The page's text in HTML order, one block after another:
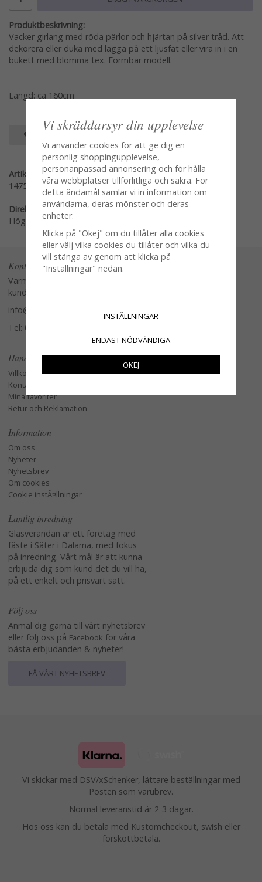
Produktbeskrivning:
Vacker girlang med röda pärlor och hjärtan på silver tråd. Att
dekorera eller duka med lägga på ett ljusfat eller vira in i en
bukett med blomma tex. Formbar modell.
Längd: ca 160cm
Artikelnummer:
1475
Direktlänk:
Högerklicka och kopiera adressen
Kontakta oss
Varmt välkommen att kontakta vår
kundtjänst.
info@glasverandan.se
Tel: 079-3495968
Handla
Villkor
Kontakta oss
Mina favoriter
Retur och Reklamation
Information
Om oss
Nyheter
Nyhetsbrev
Om cookies
Cookie instÃ¤llningar
Lantlig inredning
Glasverandan är ett företag med
fäste i Säter i Dalarna, med fokus
på inredning. Vårt mål är att kunna
erbjuda dig som kund det du vill ha,
på ett enkelt och prisvärt sätt.
Följ oss
Anmäl dig gärna till vårt nyhetsbrev
eller följ oss på Facebook för våra
bästa erbjudanden & nyheter!
FÅ VÅRT NYHETSBREV
Vi skickar med DSV/xSchenker, lättare beställningar med
Posten som varubrev.
Normal leveranstid är 2-3 dagar.
Hos oss kan du betala med Kustomcheckout, swish eller
förskottbetala.
Vi skräddarsyr din upplevelse
Vi använder cookies för att ge dig en
personlig shoppingupplevelse,
personanpassad annonsering och för hålla
våra webbplatser tillförlitliga och säkra. För
detta ändamål samlar vi in information om
användarna, deras mönster och deras
enheter.
Klicka på "Okej" om du tillåter alla cookies
eller välj vilka cookies du tillåter och vilka du
vill stänga av genom att klicka på
"Inställningar" nedan.
INSTÄLLNINGAR
ENDAST NÖDVÄNDIGA
OKEJ